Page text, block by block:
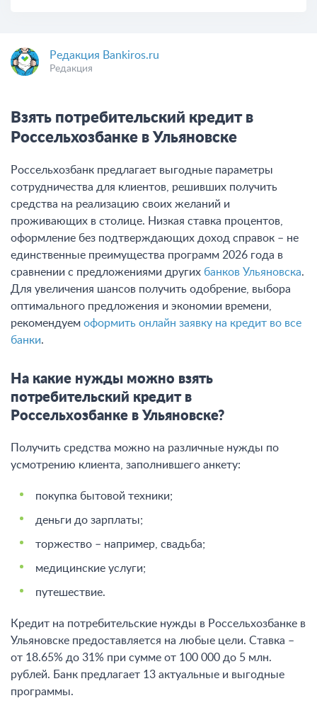
Редакция Bankiros.ru
Редакция
Взять потребительский кредит в
Россельхозбанке в Ульяновске
Россельхозбанк предлагает выгодные параметры
сотрудничества для клиентов, решивших получить
средства на реализацию своих желаний и
проживающих в столице. Низкая ставка процентов,
оформление без подтверждающих доход справок – не
единственные преимущества программ 2026 года в
сравнении с предложениями других банков Ульяновска.
Для увеличения шансов получить одобрение, выбора
оптимального предложения и экономии времени,
рекомендуем оформить онлайн заявку на кредит во все
банки.
На какие нужды можно взять
потребительский кредит в
Россельхозбанке в Ульяновске?
Получить средства можно на различные нужды по
усмотрению клиента, заполнившего анкету:
покупка бытовой техники;
деньги до зарплаты;
торжество – например, свадьба;
медицинские услуги;
путешествие.
Кредит на потребительские нужды в Россельхозбанке в
Ульяновске предоставляется на любые цели. Ставка –
от 18.65% до 31% при сумме от 100 000 до 5 млн.
рублей. Банк предлагает 13 актуальные и выгодные
программы.